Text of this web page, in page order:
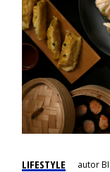
LIFESTYLE autor